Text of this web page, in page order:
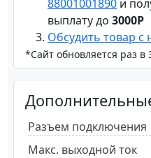
88001001890 и
выплату до 3000Р
Обсудить товар
*Сайт обновляется раз в
Разъем подключения
Макс. выходной ток